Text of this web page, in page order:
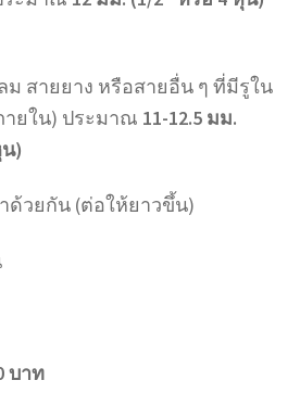
ม สายยาง หรือสายอื่น ๆ ที่มีรูใน
ายใน) ประมาณ 11-12.5 มม.
)
ด้วยกัน (ต่อให้ยาวขึ้น)
บาท